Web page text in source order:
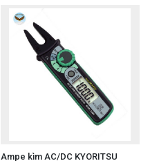
Ampe kìm AC/DC KYORITSU